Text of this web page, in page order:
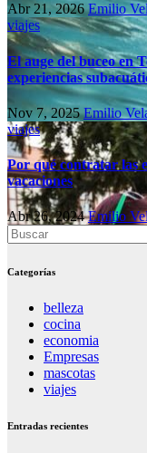
Abr 21, 2026Emilio
viajes
El auge del buceo en
experiencias
Nov 7, 2025Emilio
viajes
Por qué contratar las
vacaciones
Abr 26, 2024Emilio
Categorías
belleza
cocina
economia
Empresas
mascotas
viajes
Entradas recientes